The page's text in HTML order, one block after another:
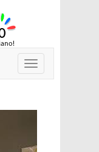
Toggle
navigation